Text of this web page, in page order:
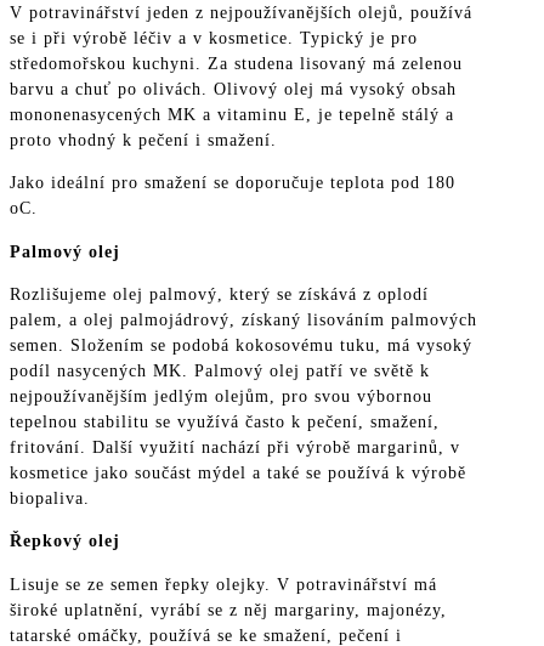
V potravinářství jeden z nejpoužívanějších olejů, používá
se i při výrobě léčiv a v kosmetice. Typický je pro
středomořskou kuchyni. Za studena lisovaný má zelenou
barvu a chuť po olivách. Olivový olej má vysoký obsah
mononenasycených MK a vitaminu E, je tepelně stálý a
proto vhodný k pečení i smažení.
Jako ideální pro smažení se doporučuje teplota pod 180
oC.
Palmový olej
Rozlišujeme olej palmový, který se získává z oplodí
palem, a olej palmojádrový, získaný lisováním palmových
semen. Složením se podobá kokosovému tuku, má vysoký
podíl nasycených MK. Palmový olej patří ve světě k
nejpoužívanějším jedlým olejům, pro svou výbornou
tepelnou stabilitu se využívá často k pečení, smažení,
fritování. Další využití nachází při výrobě margarinů, v
kosmetice jako součást mýdel a také se používá k výrobě
biopaliva.
Řepkový olej
Lisuje se ze semen řepky olejky. V potravinářství má
široké uplatnění, vyrábí se z něj margariny, majonézy,
tatarské omáčky, používá se ke smažení, pečení i